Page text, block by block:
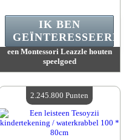
een Montessori Leazzle houten
speelgoed
Beschikbare hoeveelheid :4
IK BEN
GEÏNTERESSEERD.
2.245.800 Punten